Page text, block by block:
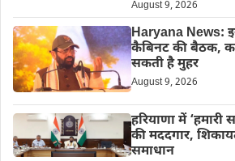
August 9, 2026
Haryana News:
कैबिनट की बैठक,
सकती है मुहर
August 9, 2026
हरियाणा में
की मददगार,
समाधान